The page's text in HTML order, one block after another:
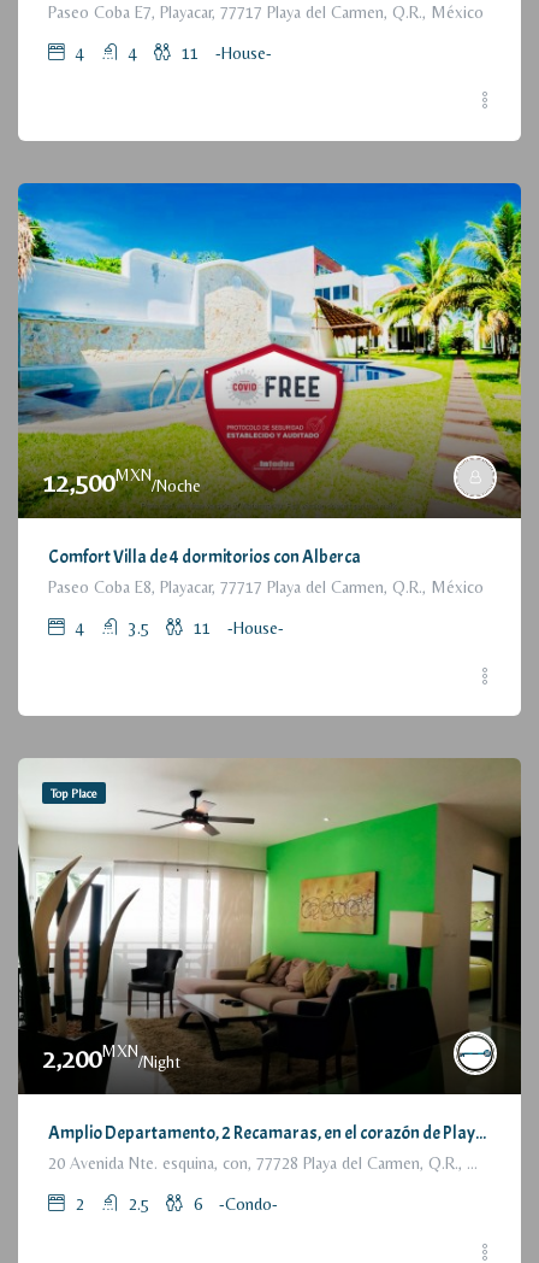
Paseo Coba E7, Playacar, 77717 Playa del Carmen, Q.R., México
4 4 11 -House-
12,500MXN
/Noche
Comfort Villa de 4 dormitorios con Alberca
Paseo Coba E8, Playacar, 77717 Playa del Carmen, Q.R., México
4 3.5 11 -House-
Top Place
2,200MXN
/Night
Amplio Departamento, 2 Recamaras, en el corazón de Playa del Carmen / Large Condo, 2 Bedrooms, a few steps from the beach
20 Avenida Nte. esquina, con, 77728 Playa del Carmen, Q.R., México
2 2.5 6 -Condo-